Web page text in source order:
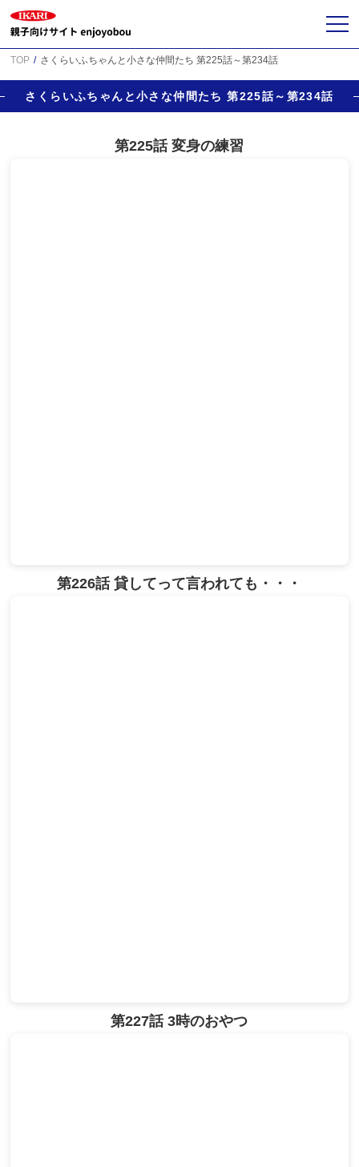
TOP さくらいふちゃんと小さな仲間たち 第225話～第234話
さくらいふちゃんと小さな仲間たち 第225話～第234話
第225話 変身の練習
第226話 貸してって言われても・・・
第227話 3時のおやつ